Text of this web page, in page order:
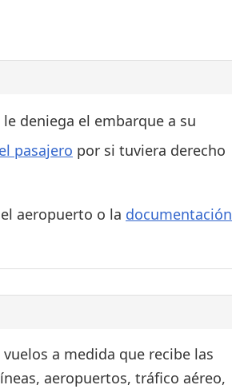
deniega el embarque a su
pasajero por si tuviera derecho
aeropuerto o la documentación
a medida que recibe las
aeropuertos, tráfico aéreo,